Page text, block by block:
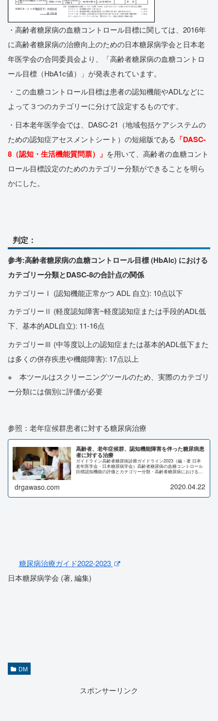
・高齢者糖尿病の血糖コントロール目標に関しては、2016年
に高齢者糖尿病の治療向上のための日本糖尿病学会と日本老
年医学会の合同委員会より、「高齢者糖尿病の血糖コントロ
ール目標（HbA1c値）」が発表されています。
・この血糖コントロール目標は患者の認知機能やADLなどに
よって３つのカテゴリーに分けて設定するものです。
・日本老年医学会では、DASC-21（地域包括ケアシステムの
ための認知症アセスメントシート）の短縮版である 「DASC-
8（認知・生活機能質問票）」 を用いて、高齢者の血糖コント
ロール目標設定のためのカテゴリー分類ができることを明ら
かにした。
判定：
参考:高齢者糖尿病の血糖コントロール目標 (HbAlc) における
カテゴリー分類とDASC-8の合計点の関係
カテゴリーⅠ (認知機能正常かつ ADL 自立): 10点以下
カテゴリーⅡ (軽度認知障害~軽度認知症または手段的ADL低
下、基本的ADL自立): 11-16点
カテゴリーⅢ (中等度以上の認知症または基本的ADL低下また
は多くの併存疾患や機能障害): 17点以上
※ 本ツールはスクリーニングツールのため、実際のカテゴリ
ー分類には個別に評価が必要
参照：老年症候群患者に対する糖尿病治療
高齢者、老年症候群、認知機能障害を伴った糖尿病患
者に対する治療
ガイドライン高齢者糖尿病診療ガイドライン2023（編・著 日本
老年医学会・日本糖尿病学会）高齢者糖尿病の血糖コントロール
目標認知機能の評価とカテゴリー分類・高齢者糖尿病における血
drgawaso.com 2020.04.22
糖尿病治療ガイド2022-2023
日本糖尿病学会 (著, 編集)
DM
スポンサーリンク